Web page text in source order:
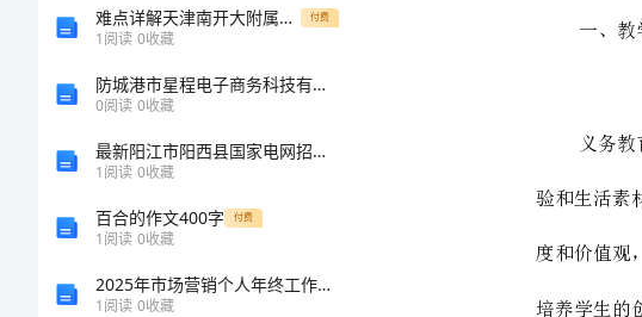
《二
难点详解天津南开大附属中数学八年级下册三角形综合测评试卷（含答案详解） 付费
1阅读 0收藏
防城港市星程电子商务科技有限公司介绍企业发展分析报告
0阅读 0收藏
最新阳江市阳西县国家电网招聘之机械动力类考试题库附参考答案【轻巧夺冠】
1阅读 0收藏
百合的作文400字 付费
1阅读 0收藏
2025年市场营销个人年终工作总结范本
1阅读 0收藏